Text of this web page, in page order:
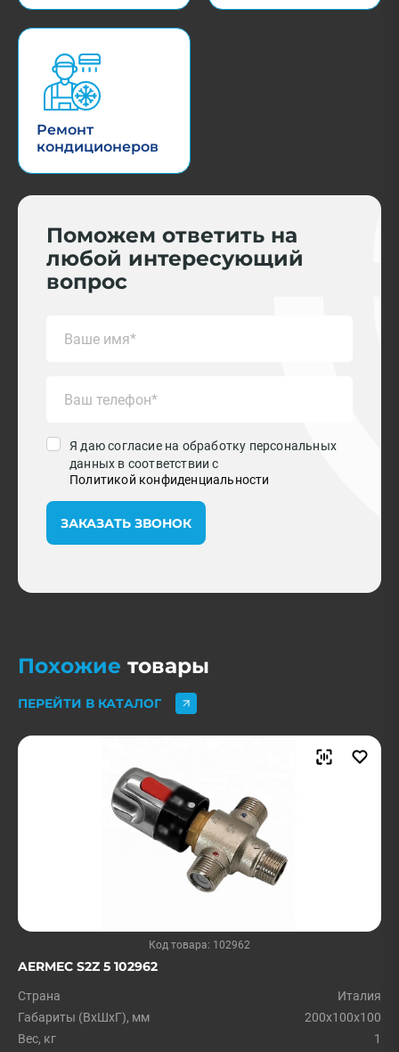
Ремонт
кондиционеров
Поможем ответить на
любой интересующий
вопрос
Я даю согласие на обработку персональных
данных в соответствии с
Политикой конфиденциальности
ЗАКАЗАТЬ ЗВОНОК
Похожие товары
ПЕРЕЙТИ В КАТАЛОГ
Код товара: 102962
AERMEC S2Z 5 102962
Страна
Италия
Габариты (ВxШxГ), мм
200x100x100
Вес, кг
1